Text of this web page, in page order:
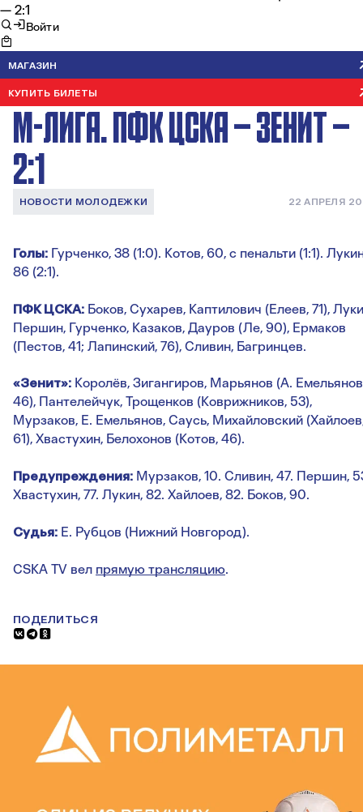
— 2:1
Войти
МАГАЗИН
КУПИТЬ БИЛЕТЫ
М-ЛИГА. ПФК ЦСКА — ЗЕНИТ —
2:1
НОВОСТИ МОЛОДЕЖКИ 22 АПРЕЛЯ
Голы: Гурченко, 38 (1:0). Котов, 60, с пенальти (1:1).
86 (2:1).
ПФК ЦСКА: Боков, Сухарев, Каптилович (Елеев, 71),
Першин, Гурченко, Казаков, Дауров (Ле, 90), Ермаков
(Пестов, 41; Лапинский, 76), Сливин, Багринцев.
«Зенит»: Королёв, Зигангиров, Марьянов (А.
46), Пантелейчук, Трощенков (Коврижников, 53),
Мурзаков, Е. Емельянов, Саусь, Михайловский
61), Хвастухин, Белохонов (Котов, 46).
Предупреждения: Мурзаков, 10. Сливин, 47. Першин,
Хвастухин, 77. Лукин, 82. Хайлоев, 82. Боков, 90.
Судья: Е. Рубцов (Нижний Новгород).
CSKA TV вел прямую трансляцию.
ПОДЕЛИТЬСЯ